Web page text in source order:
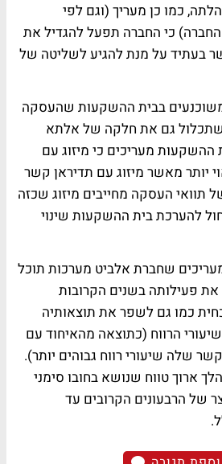
כמו כן מעריך (וגם לפי
כי החברה תפעל להגדיל את
בעתיד על מנת להגיע לשליטה של
בבית ההשקעות שהעסקה
שתכלול גם את חלקה של אלתא
בבית ההשקעות מעריכים כי מיזוג עם
יותר מאשר מיזוג עם תדיראן קשר
תוואי העסקה מחייבים מיזוג שכזה
להערכת בית ההשקעות שינוי
שחברת אלביט מערכות תוכל
פעילותה בשנים הקרובות
כמו גם לשפר את תוצאותיה
הרווח (כתוצאה מהאיחוד עם
שלה שיעורי רווח גבוהים יותר).
ארוך טווח שנושא בחובו סימני
של הרבעונים הקרובים עד